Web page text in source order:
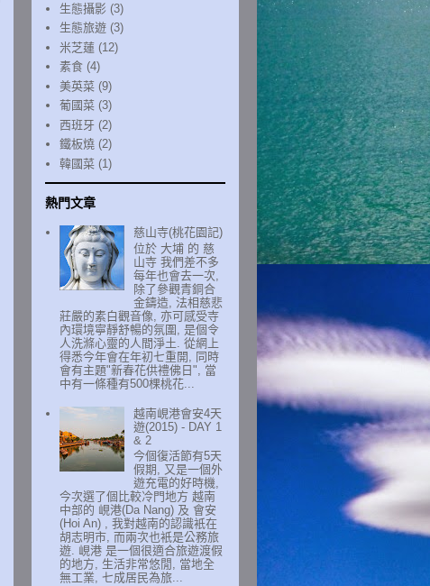
生態攝影 (3)
生態旅遊 (3)
米芝蓮 (12)
素食 (4)
美英菜 (9)
葡國菜 (3)
西班牙 (2)
鐵板燒 (2)
韓國菜 (1)
熱門文章
慈山寺(桃花園記)
位於 大埔 的 慈
山寺 我們差不多
每年也會去一次,
除了參觀青銅合
金鑄造, 法相慈悲
莊嚴的素白觀音像, 亦可感受寺
內環境寧靜舒暢的氛圍, 是個令
人洗滌心靈的人間淨土. 從網上
得悉今年會在年初七重開, 同時
會有主題"新春花供禮佛日", 當
中有一條種有500棵桃花...
越南峴港會安4天
遊(2015) - DAY 1
& 2
今個復活節有5天
假期, 又是一個外
遊充電的好時機,
今次選了個比較冷門地方 越南
中部的 峴港(Da Nang) 及 會安
(Hoi An) , 我對越南的認識衹在
胡志明市, 而兩次也衹是公務旅
遊. 峴港 是一個很適合旅遊渡假
的地方, 生活非常悠閒, 當地全
無工業, 七成居民為旅...